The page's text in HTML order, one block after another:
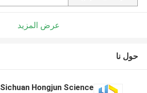
عرض المزيد
حول نا
Sichuan Hongjun Science